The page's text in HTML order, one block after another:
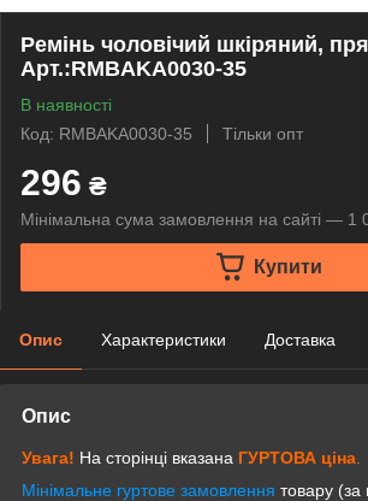
Ремінь чоловічий шкіряний,
Арт.:RMBAKA0030-35
В наявності
Код: RMBAKA0030-35
Тільки опт
296 ₴
Мінімальна сума замовлення на сайті — 1
Купити
Опис Характеристики Доставка
Опис
Увага! На сторінці вказана ГУРТОВА ціна
Мінімальне гуртове замовлення товару (за